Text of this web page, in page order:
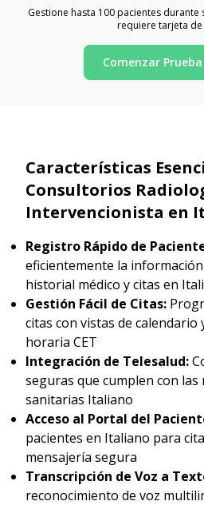
Gestione hasta 100 pacientes durante
requiere tarjeta
Comenzar
Características
Consultorios
Intervencionista en
Registro Rápido de
eficientemente la
historial médico y citas en
Gestión Fácil de Citas:
citas con vistas de calendario
horaria CET
Integración de Telesalud:
seguras que cumplen con las
sanitarias Italiano
Acceso al Portal del
pacientes en Italiano para
mensajería segura
Transcripción de Voz a
reconocimiento de voz